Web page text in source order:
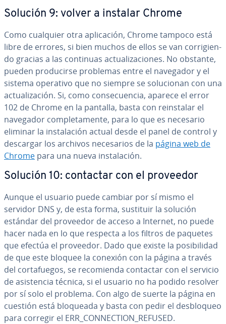
Solución 9: volver a instalar Chrome
Como cualquier otra apli­ca­ción, Chrome tampoco está
libre de errores, si bien muchos de ellos se van co­rri­gie­n­
do gracias a las continuas ac­tua­li­za­cio­nes. No obstante,
pueden pro­du­ci­r­se problemas entre el navegador y el
sistema operativo que no siempre se so­lu­cio­nan con una
ac­tua­li­za­ción. Si, como co­n­se­cue­n­cia, aparece el error
102 de Chrome en la pantalla, basta con re­in­s­ta­lar el
navegador co­m­ple­ta­me­n­te, para lo que es necesario
eliminar la in­s­ta­la­ción actual desde el panel de control y
descargar los archivos ne­ce­sa­rios de la página web de
Chrome para una nueva in­s­ta­la­ción.
Solución 10: contactar con el proveedor
Aunque el usuario puede cambiar por sí mismo el
servidor DNS y, de esta forma, sustituir la solución
estándar del proveedor de acceso a Internet, no puede
hacer nada en lo que respecta a los filtros de paquetes
que efectúa el proveedor. Dado que existe la po­si­bi­li­dad
de que este bloquee la conexión con la página a través
del co­r­ta­fue­gos, se re­co­mie­n­da contactar con el servicio
de asi­s­te­n­cia técnica, si el usuario no ha podido resolver
por sí solo el problema. Con algo de suerte la página en
cuestión está bloqueada y basta con pedir el de­s­blo­queo
para corregir el ERR_CO­N­NE­C­TION_REFUSED.